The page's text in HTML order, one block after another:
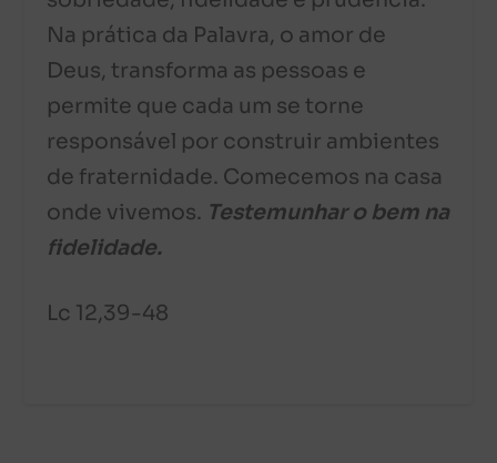
Na prática da Palavra, o amor de
Deus, transforma as pessoas e
permite que cada um se torne
responsável por construir ambientes
de fraternidade. Comecemos na casa
onde vivemos. Testemunhar o bem na
fidelidade.
Lc 12,39-48